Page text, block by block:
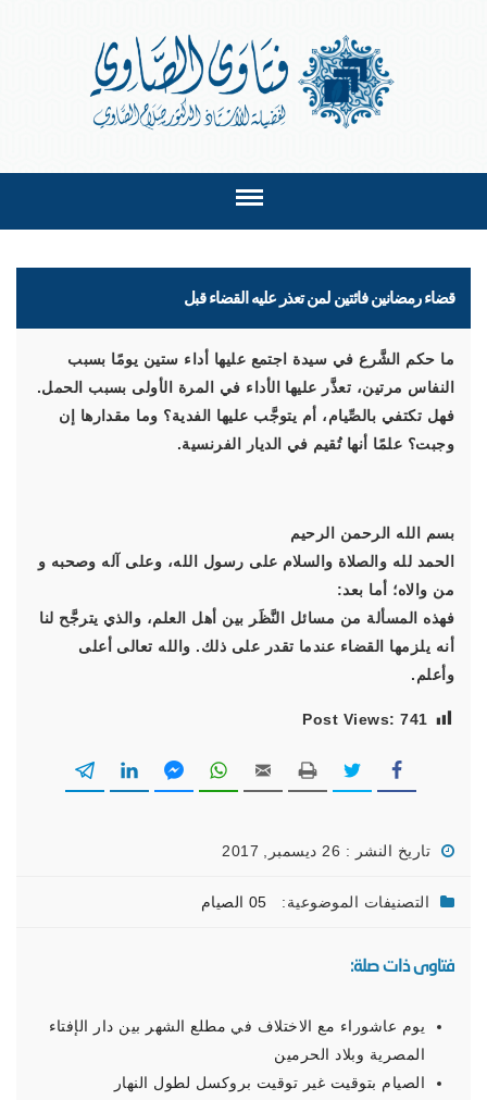
قضاء رمضانين فائتين لمن تعذر عليه القضاء قبل
ما حكم الشَّرع في سيدة اجتمع عليها أداء ستين يومًا بسبب
النفاس مرتين، تعذَّر عليها الأداء في المرة الأولى بسبب الحمل.
فهل تكتفي بالصِّيام، أم يتوجَّب عليها الفدية؟ وما مقدارها إن
وجبت؟ علمًا أنها تُقيم في الديار الفرنسية.
بسم الله الرحمن الرحيم
الحمد لله والصلاة والسلام على رسول الله، وعلى آله وصحبه و
من والاه؛ أما بعد:
فهذه المسألة من مسائل النَّظَر بين أهل العلم، والذي يترجَّح لنا
أنه يلزمها القضاء عندما تقدر على ذلك. والله تعالى أعلى
وأعلم.
Post Views: 741
تاريخ النشر : 26 ديسمبر, 2017
التصنيفات الموضوعية: 05 الصيام
فتاوى ذات صلة:
يوم عاشوراء مع الاختلاف في مطلع الشهر بين دار الإفتاء
المصرية وبلاد الحرمين
الصيام بتوقيت غير توقيت بروكسل لطول النهار